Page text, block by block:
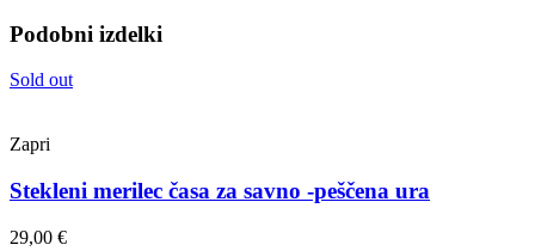
Podobni izdelki
Sold out
Zapri
Stekleni merilec časa za savno -peščena ura
29,00 €